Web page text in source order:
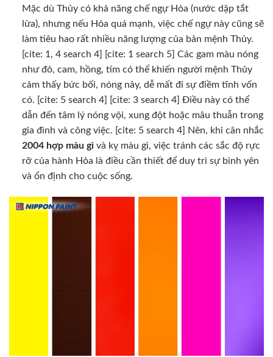
Mặc dù Thủy có khả năng chế ngự Hỏa (nước dập tắt
lửa), nhưng nếu Hỏa quá mạnh, việc chế ngự này cũng sẽ
làm tiêu hao rất nhiều năng lượng của bản mệnh Thủy.
[cite: 1, 4 search 4] [cite: 1 search 5] Các gam màu nóng
như đỏ, cam, hồng, tím có thể khiến người mệnh Thủy
cảm thấy bức bối, nóng nảy, dễ mất đi sự điềm tĩnh vốn
có. [cite: 5 search 4] [cite: 3 search 4] Điều này có thể
dẫn đến tâm lý nóng vội, xung đột hoặc mâu thuẫn trong
gia đình và công việc. [cite: 5 search 4] Nên, khi cân nhắc
2004 hợp màu gì và kỵ màu gì, việc tránh các sắc độ rực
rỡ của hành Hỏa là điều cần thiết để duy trì sự bình yên
và ổn định cho cuộc sống.